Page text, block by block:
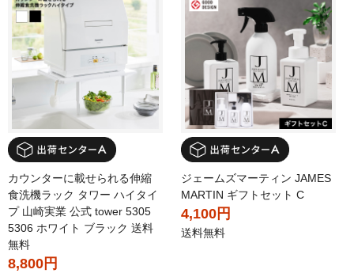
カウンターに載せられる伸縮
食洗機ラック タワー ハイタイ
プ 山崎実業 公式 tower 5305
5306 ホワイト ブラック 送料
無料
8,800円
ジェームズマーティン JAMES
MARTIN ギフトセット C
4,100円
送料無料